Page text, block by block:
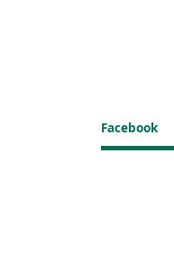
Facebook